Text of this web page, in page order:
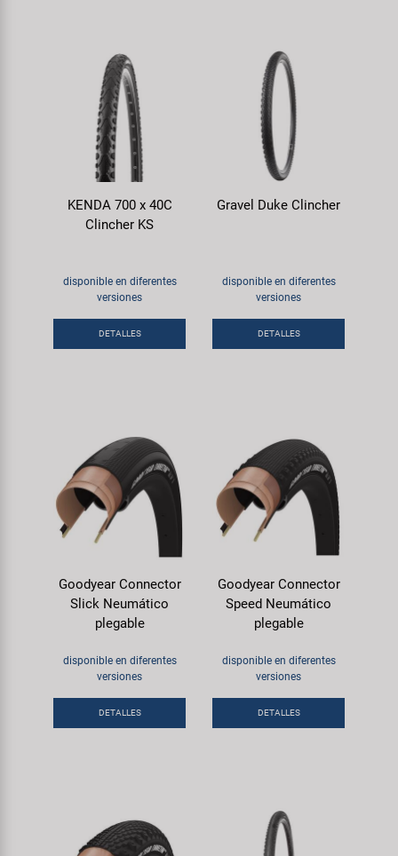
KENDA 700 x 40C
Clincher KS
disponible en diferentes
versiones
DETALLES
Gravel Duke Clincher
disponible en diferentes
versiones
DETALLES
Goodyear Connector
Slick Neumático
plegable
disponible en diferentes
versiones
DETALLES
Goodyear Connector
Speed Neumático
plegable
disponible en diferentes
versiones
DETALLES